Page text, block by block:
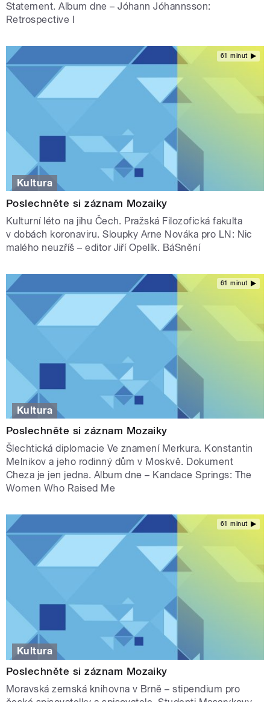
Statement. Album dne – Jóhann Jóhannsson:
Retrospective I
61 minut
Kultura
Poslechněte si záznam Mozaiky
Kulturní léto na jihu Čech. Pražská Filozofická fakulta
v dobách koronaviru. Sloupky Arne Nováka pro LN: Nic
malého neuzříš – editor Jiří Opelík. BáSnění
61 minut
Kultura
Poslechněte si záznam Mozaiky
Šlechtická diplomacie Ve znamení Merkura. Konstantin
Melnikov a jeho rodinný dům v Moskvě. Dokument
Cheza je jen jedna. Album dne – Kandace Springs: The
Women Who Raised Me
61 minut
Kultura
Poslechněte si záznam Mozaiky
Moravská zemská knihovna v Brně – stipendium pro